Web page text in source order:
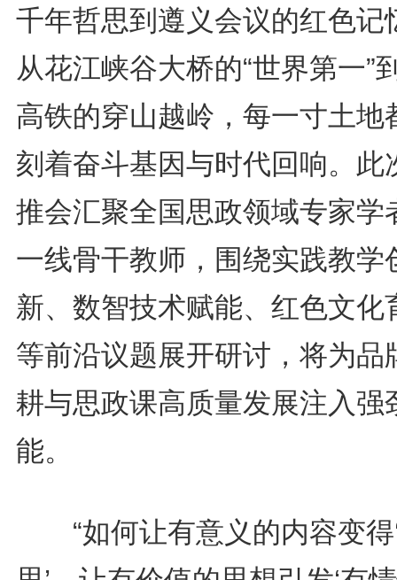
千年哲思到遵义会议的红色记
从花江峡谷大桥的“世界第一”
高铁的穿山越岭，每一寸土地
刻着奋斗基因与时代回响。此
推会汇聚全国思政领域专家学
一线骨干教师，围绕实践教学
新、数智技术赋能、红色文化
等前沿议题展开研讨，将为品
耕与思政课高质量发展注入强
能。
“如何让有意义的内容变得